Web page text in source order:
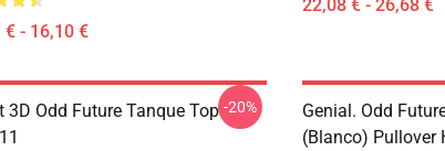
€ - 16,10 €
22,08 € - 26,68 €
3D Odd Future Tanque Top -20%
Genial. Odd
(blanco) Pullover